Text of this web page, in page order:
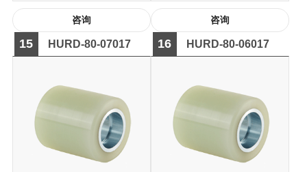
咨询 咨询
15 HURD-80-07017 16 HURD-80-06017